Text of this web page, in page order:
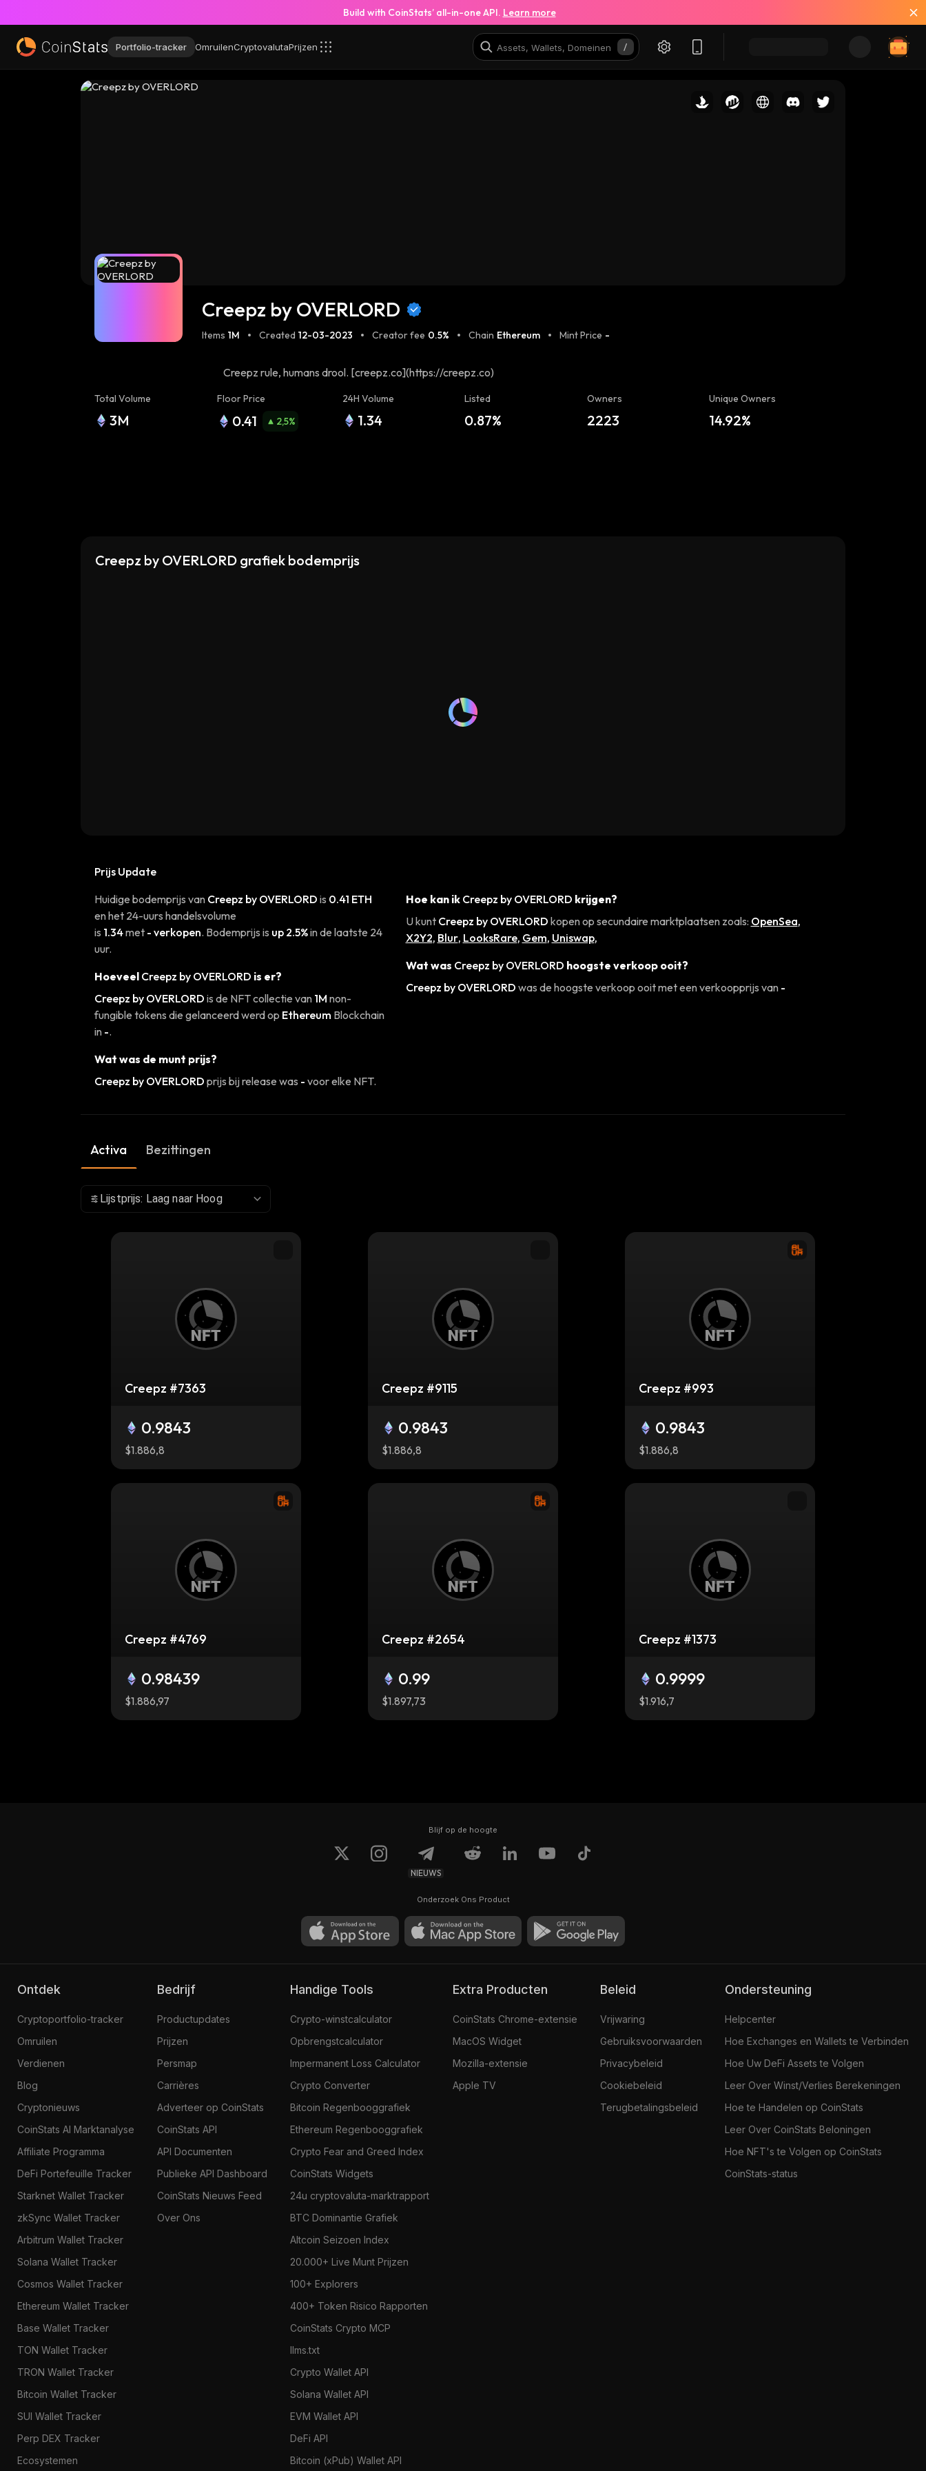
Build with CoinStats’ all-in-one API. Learn more
Portfolio-tracker OmruilenCryptovalutaPrijzen
Creepz by OVERLORD
Items 1M Created 12-03-2023 Creator fee 0.5% Chain Ethereum Mint Price -
Creepz rule, humans drool. [creepz.co](https://creepz.co)
Total Volume
3M
Floor Price
0.41 2,5%
24H Volume
1.34
Listed
0.87%
Owners
2223
Unique Owners
14.92%
Creepz by OVERLORD grafiek bodemprijs
Prijs Update
Huidige bodemprijs van Creepz by OVERLORD is 0.41 ETH
en het 24-uurs handelsvolume
is 1.34met - verkopen. Bodemprijs is up 2.5%in de laatste 24
uur.
Hoeveel Creepz by OVERLORD is er?
Creepz by OVERLORD is de NFT collectie van 1M non-
fungible tokens die gelanceerd werd op Ethereum Blockchain
in -.
Wat was de munt prijs?
Creepz by OVERLORD prijs bij release was - voor elke NFT.
Hoe kan ik Creepz by OVERLORD krijgen?
U kunt Creepz by OVERLORD kopen op secundaire marktplaatsen zoals: OpenSea,
X2Y2, Blur, LooksRare, Gem, Uniswap,
Wat was Creepz by OVERLORD hoogste verkoop ooit?
Creepz by OVERLORD was de hoogste verkoop ooit met een verkoopprijs van -
Activa Bezittingen
Lijstprijs: Laag naar Hoog
Creepz #7363
0.9843
$1.886,8
Creepz #9115
0.9843
$1.886,8
Creepz #993
0.9843
$1.886,8
Creepz #4769
0.98439
$1.886,97
Creepz #2654
0.99
$1.897,73
Creepz #1373
0.9999
$1.916,7
Blijf op de hoogte
NIEUWS
Onderzoek Ons Product
Ontdek
Cryptoportfolio-tracker
Omruilen
Verdienen
Blog
Cryptonieuws
CoinStats AI Marktanalyse
Affiliate Programma
DeFi Portefeuille Tracker
Starknet Wallet Tracker
zkSync Wallet Tracker
Arbitrum Wallet Tracker
Solana Wallet Tracker
Cosmos Wallet Tracker
Ethereum Wallet Tracker
Base Wallet Tracker
TON Wallet Tracker
TRON Wallet Tracker
Bitcoin Wallet Tracker
SUI Wallet Tracker
Perp DEX Tracker
Ecosystemen
Bedrijf
Productupdates
Prijzen
Persmap
Carrières
Adverteer op CoinStats
CoinStats API
API Documenten
Publieke API Dashboard
CoinStats Nieuws Feed
Over Ons
Handige Tools
Crypto-winstcalculator
Opbrengstcalculator
Impermanent Loss Calculator
Crypto Converter
Bitcoin Regenbooggrafiek
Ethereum Regenbooggrafiek
Crypto Fear and Greed Index
CoinStats Widgets
24u cryptovaluta-marktrapport
BTC Dominantie Grafiek
Altcoin Seizoen Index
20.000+ Live Munt Prijzen
100+ Explorers
400+ Token Risico Rapporten
CoinStats Crypto MCP
llms.txt
Crypto Wallet API
Solana Wallet API
EVM Wallet API
DeFi API
Bitcoin (xPub) Wallet API
Extra Producten
CoinStats Chrome-extensie
MacOS Widget
Mozilla-extensie
Apple TV
Beleid
Vrijwaring
Gebruiksvoorwaarden
Privacybeleid
Cookiebeleid
Terugbetalingsbeleid
Ondersteuning
Helpcenter
Hoe Exchanges en Wallets te Verbinden
Hoe Uw DeFi Assets te Volgen
Leer Over Winst/Verlies Berekeningen
Hoe te Handelen op CoinStats
Leer Over CoinStats Beloningen
Hoe NFT's te Volgen op CoinStats
CoinStats-status